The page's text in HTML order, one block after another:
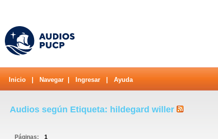
Inicio Navegar Ingresar Ayuda
Audios según Etiqueta: hildegard willer
Páginas: 1